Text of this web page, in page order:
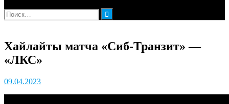
Найти:
Хайлайты матча «Сиб-Транзит» —
«ЛКС»
09.04.2023